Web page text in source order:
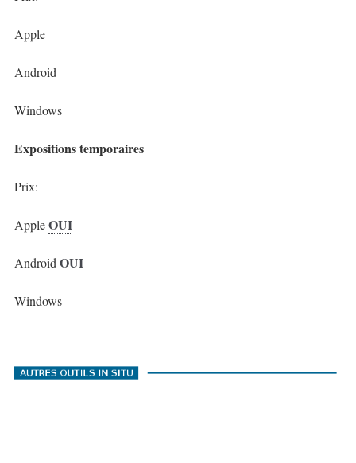
Apple
Android
Windows
Expositions temporaires
Prix:
AppleOUI
Android OUI
Windows